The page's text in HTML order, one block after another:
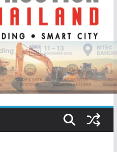
ขับเคลื่อนอุตสาหกรรม
งคมคาร์บอนต่ำอย่างยั่งยืน
ตอย่างยั่งยืน
เปิดตัว ฮอลิเดย์ อินน์ เอ็กซ์เพรส
บี่